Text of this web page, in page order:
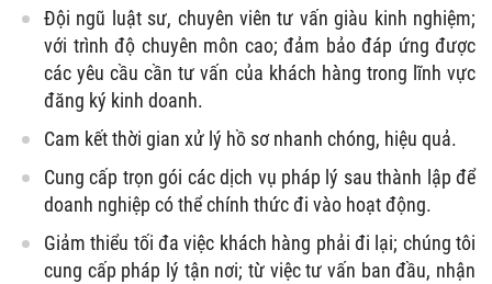
Đội ngũ luật sư, chuyên viên tư vấn giàu kinh nghiệm;
với trình độ chuyên môn cao; đảm bảo đáp ứng được
các yêu cầu cần tư vấn của khách hàng trong lĩnh vực
đăng ký kinh doanh.
Cam kết thời gian xử lý hồ sơ nhanh chóng, hiệu quả.
Cung cấp trọn gói các dịch vụ pháp lý sau thành lập để
doanh nghiệp có thể chính thức đi vào hoạt động.
Giảm thiểu tối đa việc khách hàng phải đi lại; chúng tôi
cung cấp pháp lý tận nơi; từ việc tư vấn ban đầu, nhận